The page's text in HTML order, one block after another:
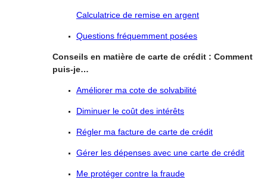
Calculatrice de remise en argent
Questions fréquemment posées
Conseils en matière de carte de crédit : Comment
puis-je…
Améliorer ma cote de solvabilité
Diminuer le coût des intérêts
Régler ma facture de carte de crédit
Gérer les dépenses avec une carte de crédit
Me protéger contre la fraude